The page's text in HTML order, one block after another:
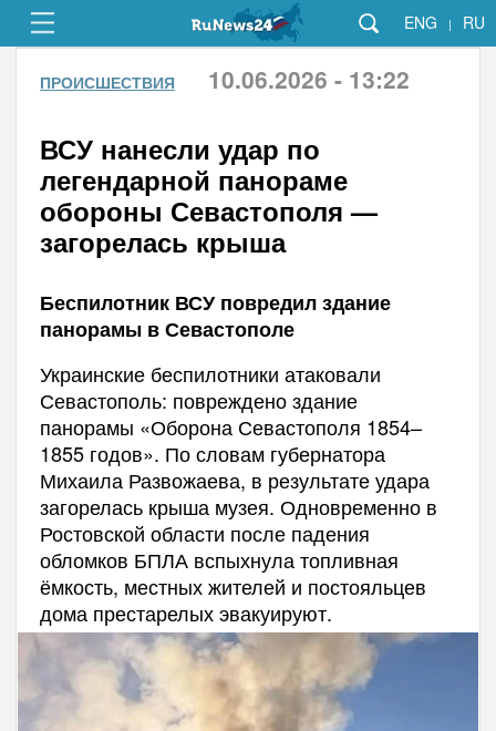
ENG | RU
ПРОИСШЕСТВИЯ 10.06.2026 - 13:22
ВСУ нанесли удар по
легендарной панораме
обороны Севастополя —
загорелась крыша
Беспилотник ВСУ повредил здание
панорамы в Севастополе
Украинские беспилотники атаковали
Севастополь: повреждено здание
панорамы «Оборона Севастополя 1854–
1855 годов». По словам губернатора
Михаила Развожаева, в результате удара
загорелась крыша музея. Одновременно в
Ростовской области после падения
обломков БПЛА вспыхнула топливная
ёмкость, местных жителей и постояльцев
дома престарелых эвакуируют.